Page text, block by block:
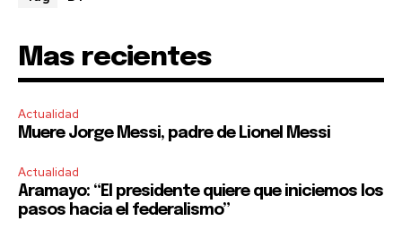
Mas recientes
Actualidad
Muere Jorge Messi, padre de Lionel Messi
Actualidad
Aramayo: “El presidente quiere que iniciemos los
pasos hacia el federalismo”